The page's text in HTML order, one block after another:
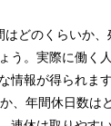
はどのくらいか
う。実際に働く
情報が得られます
、年間休日数は